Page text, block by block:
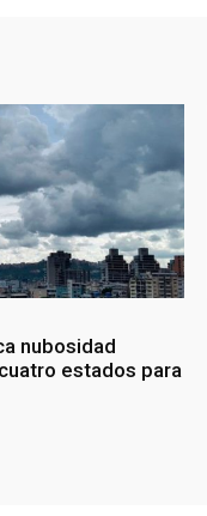
nubosidad
estados para